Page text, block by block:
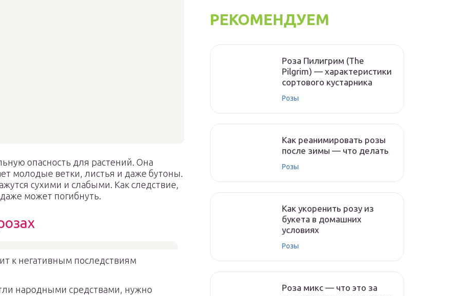
опасность для растений. Она
молодые ветки, листья и даже бутоны.
сухими и слабыми. Как следствие,
может погибнуть.
к негативным последствиям
народными средствами, нужно
РЕКОМЕНДУЕМ
Роза Пилигрим (The
Pilgrim) — характеристики
сортового кустарника
Розы
Как реанимировать розы
после зимы — что делать
Розы
Как укоренить розу из
букета в домашних
условиях
Розы
Роза микс — что это за